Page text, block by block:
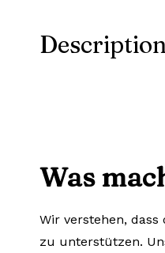
Was
Wir verstehen,
zu unterstützen.